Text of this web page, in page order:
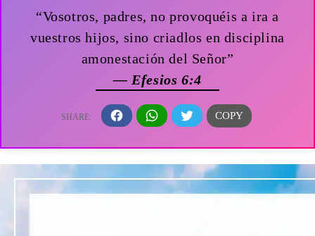
“Vosotros, padres, no provoquéis a ira a
vuestros hijos, sino criadlos en disciplina
amonestación del Señor”
— Efesios 6:4